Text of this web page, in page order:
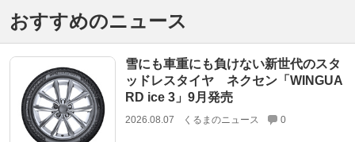
おすすめのニュース
雪にも車重にも負けない新世代のスタ
ッドレスタイヤ ネクセン「WINGUA
RD ice 3」9月発売
2026.08.07 くるまのニュース 0